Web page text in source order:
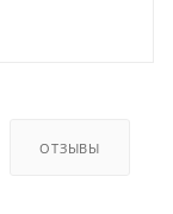
ОТЗЫВЫ